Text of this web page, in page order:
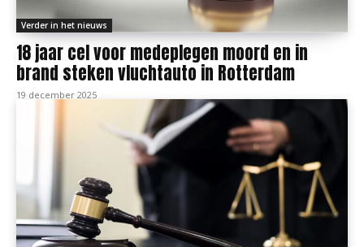
Verder in het nieuws
18 jaar cel voor medeplegen moord en in
brand steken vluchtauto in Rotterdam
19 december 2025